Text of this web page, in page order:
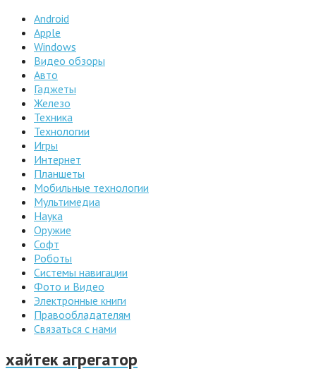
Android
Apple
Windows
Видео обзоры
Авто
Гаджеты
Железо
Техника
Технологии
Игры
Интернет
Планшеты
Мобильные технологии
Мультимедиа
Наука
Оружие
Софт
Роботы
Системы навигации
Фото и Видео
Электронные книги
Правообладателям
Связаться с нами
хайтек агрегатор